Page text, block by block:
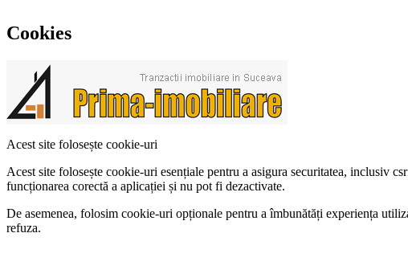
Cookies
Acest site folosește cookie-uri
Acest site folosește cookie-uri esențiale pentru a asigura securitatea, inclusiv
funcționarea corectă a aplicației și nu pot fi dezactivate.
De asemenea, folosim cookie-uri opționale pentru a îmbunătăți experiența
refuza.